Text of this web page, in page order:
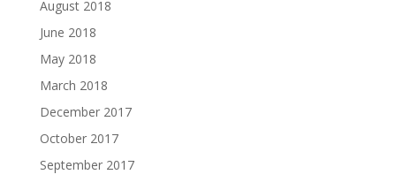
August 2018
June 2018
May 2018
March 2018
December 2017
October 2017
September 2017